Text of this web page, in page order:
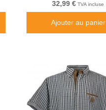
32,99 € TVA incluse
Ajouter au panier